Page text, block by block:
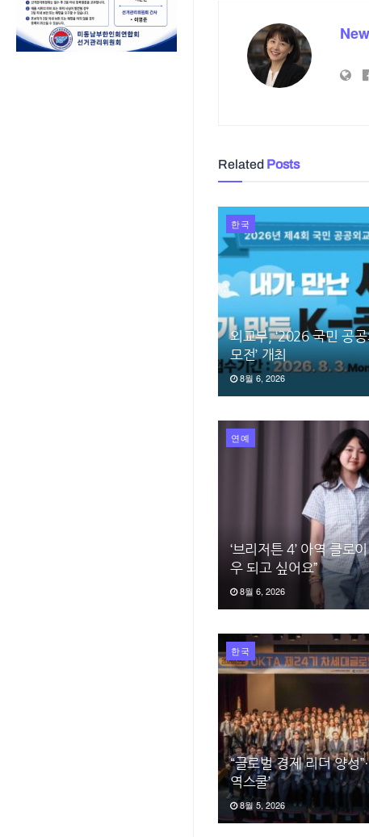
Related Posts
한국
외교부, ‘2026 국민 공
모전’ 개최
8월 6, 2026
연예
‘브리저튼 4’ 아역 클로
우 되고 싶어요”
8월 6, 2026
한국
“글로벌 경제 리더 양성
역스쿨’
8월 5, 2026